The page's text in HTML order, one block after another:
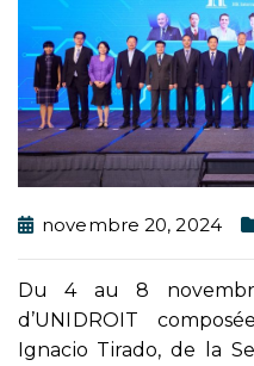
novembre 20, 2024
Du 4 au 8
d’UNIDROIT
Ignacio Tirado, de la